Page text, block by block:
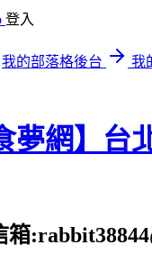
登入
我的部落格後台
我
夢網】台
箱